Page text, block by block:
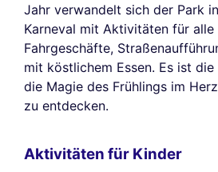
Jahr verwandelt sich der Park
Karneval mit Aktivitäten für
Fahrgeschäfte,
mit köstlichem Essen. Es ist
die Magie des Frühlings im
zu entdecken.
Aktivitäten für Kinder